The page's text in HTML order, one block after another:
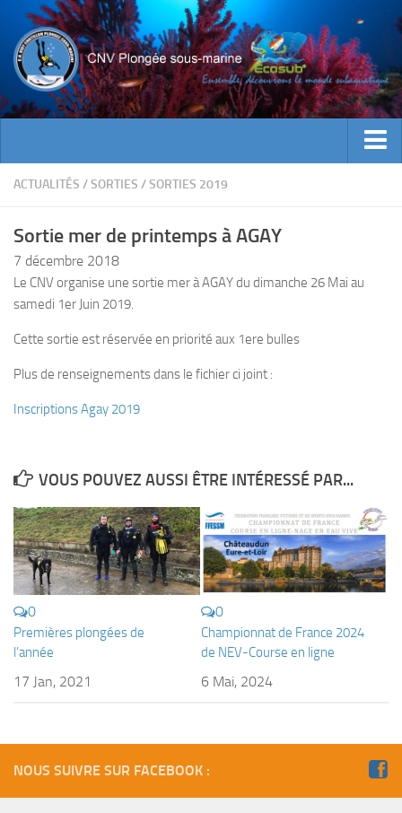
ACTUALITES
INFOS CNV
Bienvenue
Contacts
Documents utiles
Encadrement
Formations
Jeune plongeur
Plongeur N1
Plongeur N2
Maintien des acquis
ACTUALITÉS /SORTIES /SORTIES 2019
Sortie mer de printemps à AGAY
7 décembre 2018
Le CNV organise une sortie mer à AGAY du dimanche 26 Mai au
samedi 1er Juin 2019.
Cette sortie est réservée en priorité aux 1ere bulles
Plus de renseignements dans le fichier ci joint :
Inscriptions Agay 2019
VOUS POUVEZ AUSSI ÊTRE INTÉRESSÉ PAR...
0
Premières plongées de
l’année
17 Jan, 2021
0
Championnat de France 2024
de NEV-Course en ligne
6 Mai, 2024
NOUS SUIVRE SUR FACEBOOK :